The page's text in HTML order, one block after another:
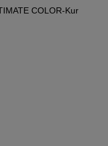
COLOR-Kur